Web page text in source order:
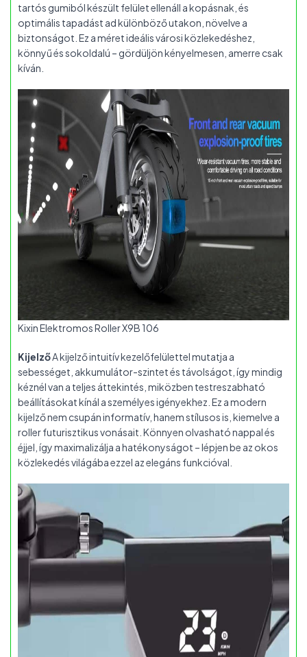
tartós gumiból készült felület ellenáll a kopásnak, és
optimális tapadást ad különböző utakon, növelve a
biztonságot. Ez a méret ideális városi közlekedéshez,
könnyű és sokoldalú – gördüljön kényelmesen, amerre csak
kíván.
Kixin Elektromos Roller X9B 106
KijelzőA kijelző intuitív kezelőfelülettel mutatja a
sebességet, akkumulátor-szintet és távolságot, így mindig
kéznél van a teljes áttekintés, miközben testreszabható
beállításokat kínál a személyes igényekhez. Ez a modern
kijelző nem csupán informatív, hanem stílusos is, kiemelve a
roller futurisztikus vonásait. Könnyen olvasható nappal és
éjjel, így maximalizálja a hatékonyságot – lépjen be az okos
közlekedés világába ezzel az elegáns funkcióval.